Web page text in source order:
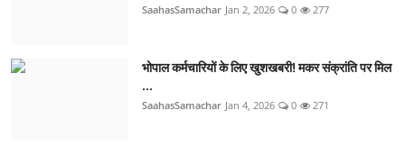
SaahasSamachar Jan 2, 2026 0 277
भोपाल कर्मचारियों के लिए खुशखबरी! मकर संक्रांति पर मिल
...
SaahasSamachar Jan 4, 2026 0 271